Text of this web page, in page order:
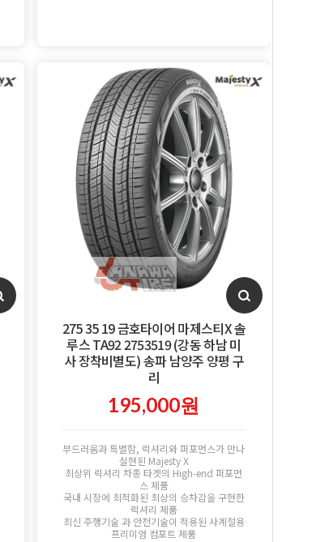
275 35 19 금호타이어 마제스티X 솔
루스 TA92 2753519 (강동 하남 미
사 장착비별도) 송파 남양주 양평 구
리
195,000원
부드러움과 특별함, 럭셔리와 퍼포먼스가 만나
실현된 Majesty X
최상위 럭셔리 차종 타겟의 High-end 퍼포먼
스 제품
국내 시장에 최적화된 최상의 승차감을 구현한
럭셔리 제품
최신 주행기술 과 안전기술이 적용된 사계절용
프리미엄 컴포트 제품